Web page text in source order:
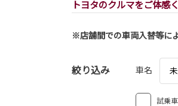
シエンタ 一部改良
シエンタは茨城トヨタから。
トヨタのクルマをご体感
※店舗間での車両入替等に
絞り込み 車名
試乗